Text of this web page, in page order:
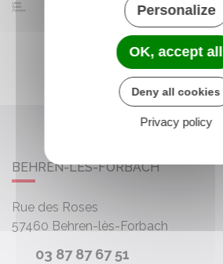
BEHREN-LÈS-FORBACH
Rue des Roses
57460 Behren-lès-Forbach
03 87 87 67 51
Personalize
OK, accept all
Deny all cookies
Privacy policy